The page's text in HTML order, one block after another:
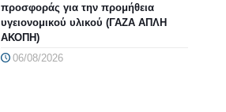
προσφοράς για την προμήθεια
υγειονομικού υλικού (ΓΑΖΑ ΑΠΛΗ
ΑΚΟΠΗ)
06/08/2026